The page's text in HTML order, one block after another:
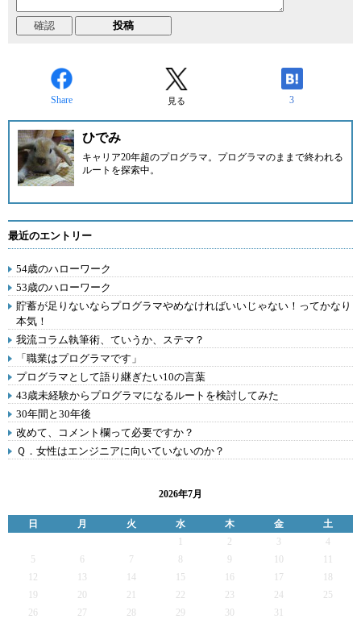
Share 見る 3
ひでみ
キャリア20年超のプログラマ。プログラマのままで終われる
ルートを探索中。
最近のエントリー
54歳のハローワーク
53歳のハローワーク
貯蓄が足りないならプログラマやめなければいいじゃない！ってかなり
本気！
我流コラム執筆術、ていうか、ステマ？
「職業はプログラマです」
プログラマとして語り継ぎたい10の言葉
43歳未経験からプログラマになるルートを検討してみた
30年間と30年後
改めて、コメント欄って必要ですか？
Ｑ．女性はエンジニアに向いていないのか？
2026年7月
日 月 火 水 木 金
土
2 3
4
5
6 7 9
12
13 14 15 16 17
19
20 21 22 23 24
25
26
27 28 29 30 31